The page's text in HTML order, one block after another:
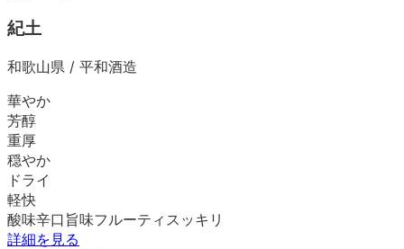
紀土
和歌山県 / 平和酒造
華やか
芳醇
重厚
穏やか
ドライ
軽快
酸味辛口 旨味フルーティ スッキリ
詳細を見る